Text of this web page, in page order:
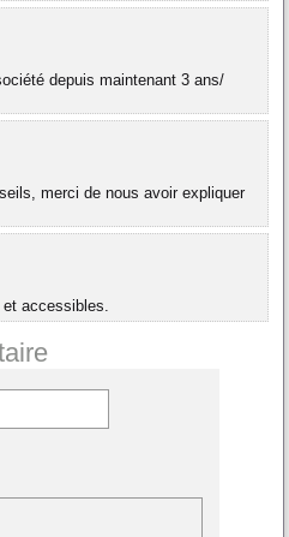
depuis maintenant 3 ans/
merci de nous avoir expliquer
accessibles.